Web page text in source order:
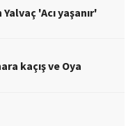
'Acı yaşanır'
kaçış ve Oya